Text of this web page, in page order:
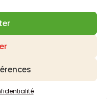
légales
Plan du site